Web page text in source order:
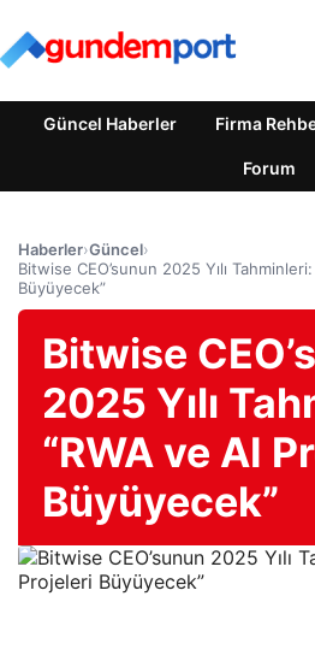
Güncel Haberler Firma
Forum
Haberler›Güncel›
Bitwise CEO’sunun 2025 Yılı
Büyüyecek”
Bitwise
2025 Yılı
“RWA ve AI
Büyüyecek”